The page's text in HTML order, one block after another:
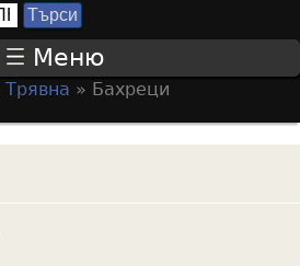
Меню
Трявна » Бахреци